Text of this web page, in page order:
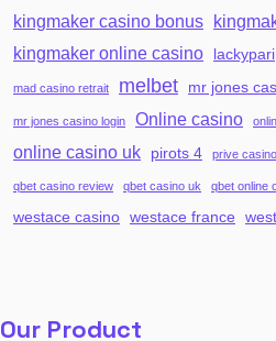
kingmaker casino bonus
kingmaker online casino
lackypari
mad casino retrait melbet mr jones
mr jones casino login Online casino
online casino uk pirots 4 prive casino
qbet casino review qbet casino uk qbet online
westace casino westace france
Our Product